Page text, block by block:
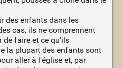
des enfants dans les
cas, ils ne comprennent
de faire et ce qu'ils
la plupart des enfants sont
aller à l'église et, par